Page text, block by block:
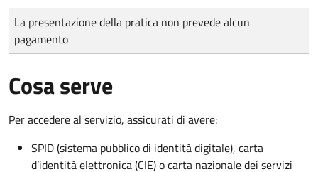
Tipo di pagamento
Importo
La presentazione della pratica non prevede alcun
pagamento
Cosa serve
Per accedere al servizio, assicurati di avere:
SPID (sistema pubblico di identità digitale), carta
d’identità elettronica (CIE) o carta nazionale dei servizi